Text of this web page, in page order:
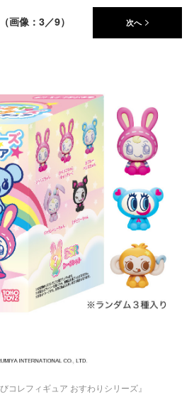
（画像：3／9） 次へ
コレフィギュア おすわりシリーズ』